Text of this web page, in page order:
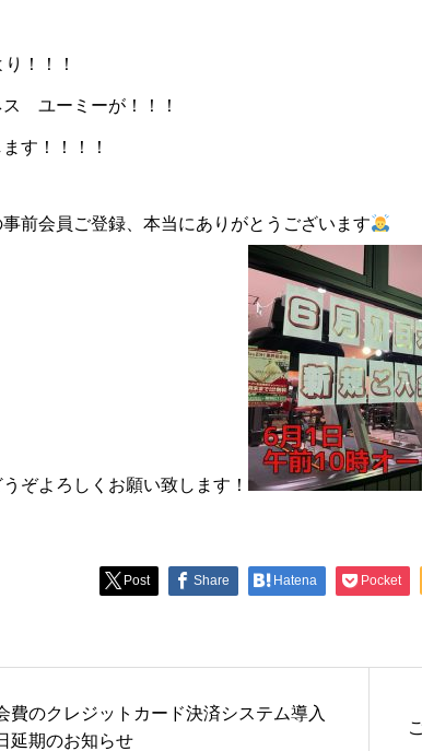
！！！
ス ユーミーが！！！
す！！！！
前会員ご登録、本当にありがとうございます
ぞよろしくお願い致します！
Post Share Hatena Pocket
費のクレジットカード決済システム導入
延期のお知らせ